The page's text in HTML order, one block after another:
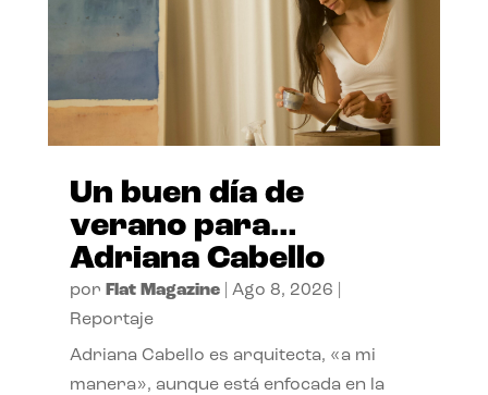
Un buen día de
verano para…
Adriana Cabello
por Flat Magazine| Ago 8, 2026
Reportaje
Adriana Cabello es arquitecta, «a mi
manera», aunque está enfocada en la